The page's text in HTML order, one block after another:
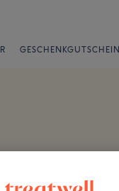
GESCHENKGUTSCHEIN